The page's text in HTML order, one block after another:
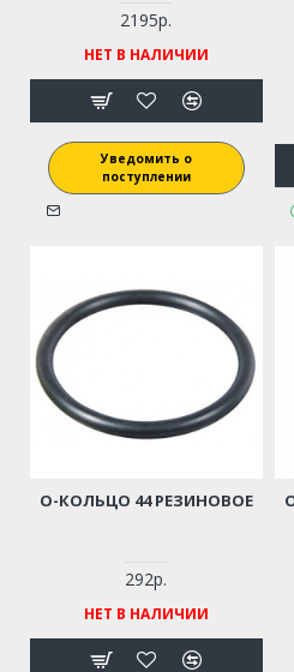
2195р.
НЕТ В НАЛИЧИИ
Уведомить о
поступлении
О-КОЛЬЦО 44 РЕЗИНОВОЕ
292р.
НЕТ В НАЛИЧИИ